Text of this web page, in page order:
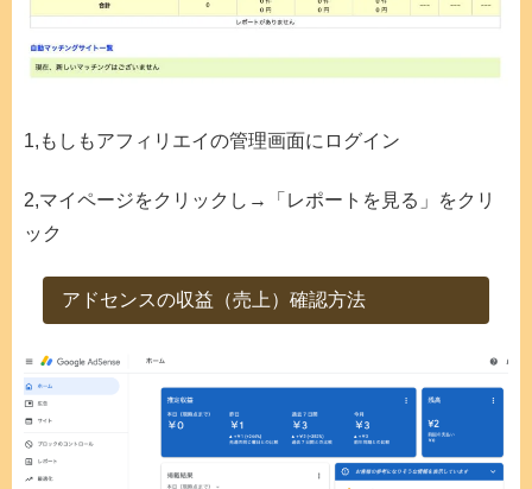
1,もしもアフィリエイの管理画面にログイン
2,マイページをクリックし→「レポートを見る」をクリ
ック
アドセンスの収益（売上）確認方法